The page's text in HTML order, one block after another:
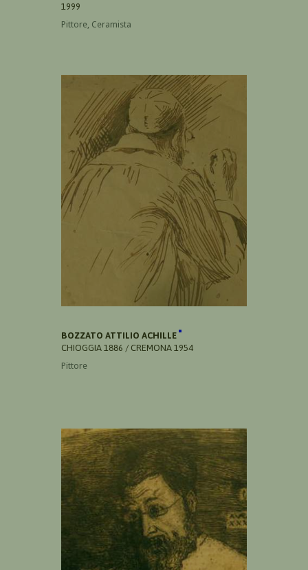
1999
Pittore, Ceramista
BOZZATO ATTILIO ACHILLE
CHIOGGIA 1886 / CREMONA 1954
Pittore